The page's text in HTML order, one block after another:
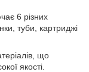
6 різних
туби, картриджі
що
якості.